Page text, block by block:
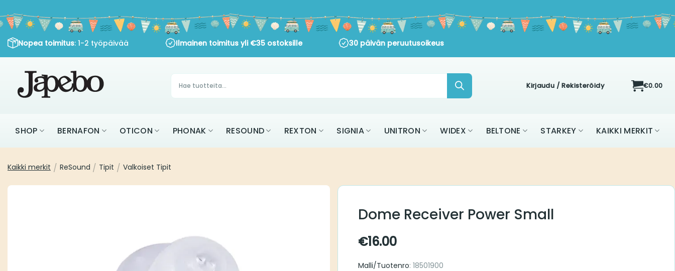
sisältöön
Nopea toimitus : 1-2 työpäivää Ilmainen toimitus yli€35 ostoksille 30 päivän peruutusoikeus
Products
search Kirjaudu / Rekisteröidy €0.00
SHOP BERNAFON OTICON PHONAK RESOUND REXTON SIGNIA UNITRON WIDEX BELTONE STARKEY KAIKKI MERKIT
Kaikki merkit / ReSound / Tipit / Valkoiset Tipit
Dome Receiver Power Small
€16.00
Malli/Tuotenro: 18501900